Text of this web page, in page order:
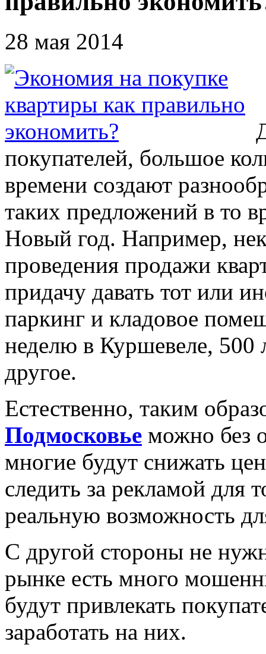
28 мая 2014
покупателей, большое
времени создают
таких предложений в то
Новый год. Например,
проведения продажи
придачу давать тот или
паркинг и кладовое
неделю в Куршевеле, 500
другое.
Естественно, таким
Подмосковье можно без
многие будут снижать
следить за рекламой для
реальную возможность
С другой стороны не
рынке есть много
будут привлекать
заработать на них.